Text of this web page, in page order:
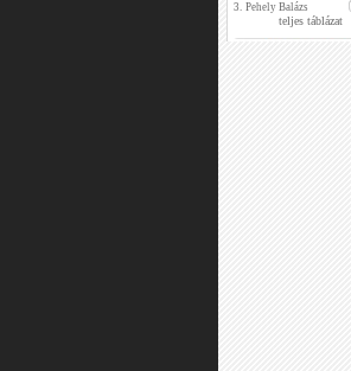
3. Pehely Balázs
teljes táblázat